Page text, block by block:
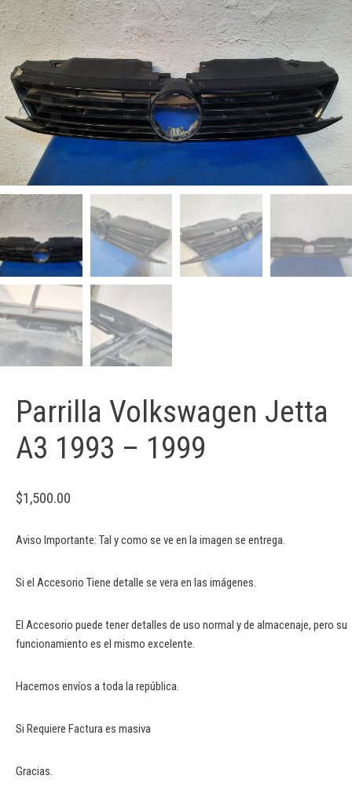
Parrilla Volkswagen Jetta
A3 1993 – 1999
$1,500.00
Aviso Importante: Tal y como se ve en la imagen se entrega.
Si el Accesorio Tiene detalle se vera en las imágenes.
El Accesorio puede tener detalles de uso normal y de almacenaje, pero su
funcionamiento es el mismo excelente.
Hacemos envíos a toda la república.
Si Requiere Factura es masiva
Gracias.